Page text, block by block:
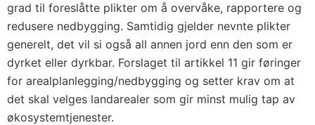
grad til foreslåtte plikter om å overvåke, rapportere og
redusere nedbygging. Samtidig gjelder nevnte plikter
generelt, det vil si også all annen jord enn den som er
dyrket eller dyrkbar. Forslaget til artikkel 11 gir føringer
for arealplanlegging/nedbygging og setter krav om at
det skal velges landarealer som gir minst mulig tap av
økosystemtjenester.